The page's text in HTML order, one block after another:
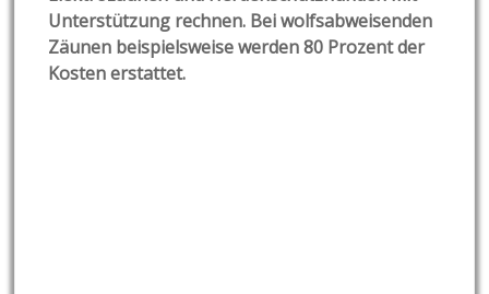
Unterstützung rechnen. Bei wolfsabweisenden
Zäunen beispielsweise werden 80 Prozent der
Kosten erstattet.